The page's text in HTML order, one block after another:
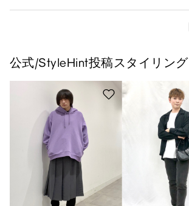
公式/StyleHint投稿スタイリング